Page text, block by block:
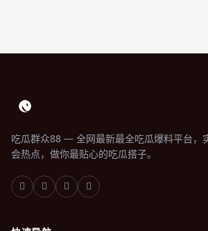
吃瓜群众88 — 全网最新最全吃瓜爆料平台，
会热点，做你最贴心的吃瓜搭子。